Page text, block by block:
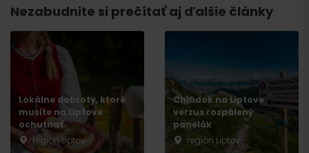
Nezabudnite si prečítať aj ďalšie články
Lokálne dobroty, ktoré
musíte na Liptove
ochutnať
región Liptov
Chládok na Liptove
verzus rozpálený
panelák
región Liptov